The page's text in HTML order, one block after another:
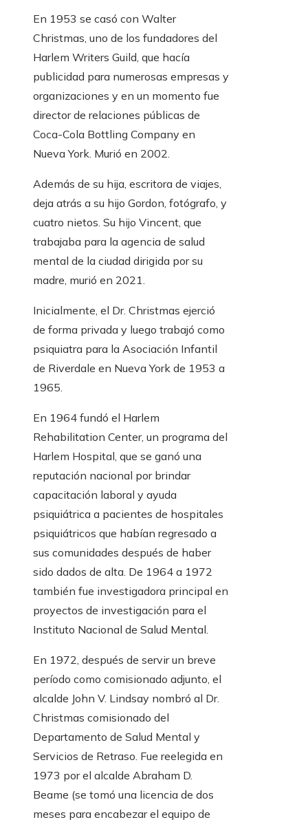
En 1953 se casó con Walter
Christmas, uno de los fundadores del
Harlem Writers Guild, que hacía
publicidad para numerosas empresas y
organizaciones y en un momento fue
director de relaciones públicas de
Coca-Cola Bottling Company en
Nueva York. Murió en 2002.
Además de su hija, escritora de viajes,
deja atrás a su hijo Gordon, fotógrafo, y
cuatro nietos. Su hijo Vincent, que
trabajaba para la agencia de salud
mental de la ciudad dirigida por su
madre, murió en 2021.
Inicialmente, el Dr. Christmas ejerció
de forma privada y luego trabajó como
psiquiatra para la Asociación Infantil
de Riverdale en Nueva York de 1953 a
1965.
En 1964 fundó el Harlem
Rehabilitation Center, un programa del
Harlem Hospital, que se ganó una
reputación nacional por brindar
capacitación laboral y ayuda
psiquiátrica a pacientes de hospitales
psiquiátricos que habían regresado a
sus comunidades después de haber
sido dados de alta. De 1964 a 1972
también fue investigadora principal en
proyectos de investigación para el
Instituto Nacional de Salud Mental.
En 1972, después de servir un breve
período como comisionado adjunto, el
alcalde John V. Lindsay nombró al Dr.
Christmas comisionado del
Departamento de Salud Mental y
Servicios de Retraso. Fue reelegida en
1973 por el alcalde Abraham D.
Beame (se tomó una licencia de dos
meses para encabezar el equipo de